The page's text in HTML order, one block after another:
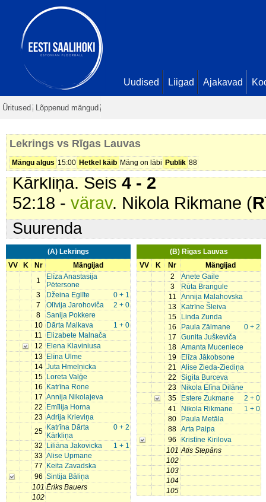
Uudised Liigad Ajakavad
Üritused Lõppenud mängud
Lekrings vs Rīgas Lauvas
Mängu algus 15:00 Hetkel käib Mäng on läbi Publik 88
20:47 -
värav
Seis2 - 2
27:36 -karistus (201 - Kepilöök)
min
29:00 -karistus (201 - Kepilöök).
3 - 2
47:48 -värav. Olīvija Jarohoviča
Kārkliņa. Seis4 - 2
52:18 - värav. Nikola Rikmane (
Suurenda
(A) Lekrings
VV
K Nr
Mängijad
1
Elīza Anastasija
Pētersone
3
0 + 1
Džeina Eglīte
7
2 + 0
Olīvija Jarohoviča
8
Sanija Pokkere
10
1 + 0
Dārta Malkava
11
Elizabete Malnača
12
Elena Klaviniusa
13
Elīna Ulme
14 Juta Hmeļņicka
15
Loreta Vaļģe
16
Katrīna Rone
17 Annija Nikolajeva
22
Emīlija Horna
23 Adrija Krieviņa
25
0 + 2
Katrīna Dārta
Kārkliņa
32
1 + 1
Liliāna Jakovicka
33 Alise Upmane
77
Keita Zavadska
96 Sintija Bāliņa
101 Ēriks Bauers
102
(B) Rīgas Lauvas
VV
K Nr
Mängijad
2
Anete Gaile
3
Rūta Brangule
11
Annija Malahovska
13
Katrīne Šleiva
15
Linda Zunda
16
0 + 2
Paula Zālmane
17
Gunita Juškeviča
18 Amanta Muceniece
19
Elīza Jākobsone
21
Alise Zieda-Ziediņa
22
Sigita Burceva
23
Nikola Elīna Dilāne
35
2 + 0
Estere Zukmane
41
1 + 0
Nikola Rikmane
80
Paula Metāla
88 Arta Paipa
96
Kristīne Kirilova
101 Atis Stepāns
102
103
104
105